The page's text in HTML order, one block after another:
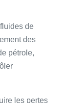
de
des
pétrole,
les pertes